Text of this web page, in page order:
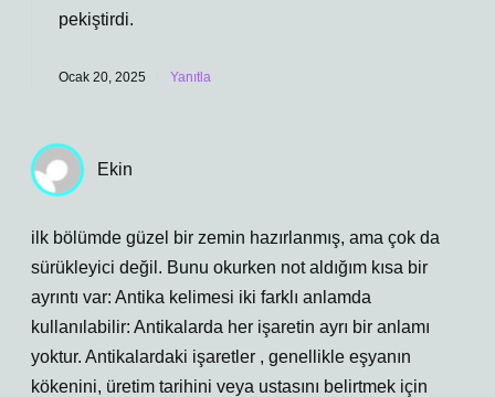
pekiştirdi.
Ocak 20, 2025 Yanıtla
Ekin
ilk bölümde güzel bir zemin hazırlanmış, ama çok da
sürükleyici değil. Bunu okurken not aldığım kısa bir
ayrıntı var: Antika kelimesi iki farklı anlamda
kullanılabilir: Antikalarda her işaretin ayrı bir anlamı
yoktur. Antikalardaki işaretler , genellikle eşyanın
kökenini, üretim tarihini veya ustasını belirtmek için